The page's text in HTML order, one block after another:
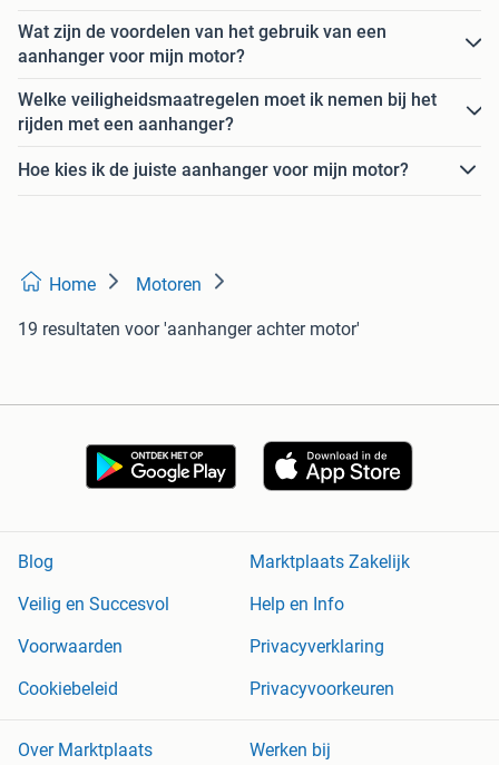
Wat zijn de voordelen van het gebruik van een
aanhanger voor mijn motor?
Welke veiligheidsmaatregelen moet ik nemen bij het
rijden met een aanhanger?
Hoe kies ik de juiste aanhanger voor mijn motor?
Home Motoren
19 resultaten voor 'aanhanger achter motor'
Blog
Marktplaats Zakelijk
Veilig en Succesvol
Help en Info
Voorwaarden
Privacyverklaring
Cookiebeleid
Privacyvoorkeuren
Over Marktplaats Werken bij